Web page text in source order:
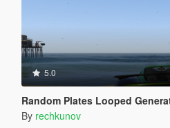
5.0
Random Plates Looped
By rechkunov